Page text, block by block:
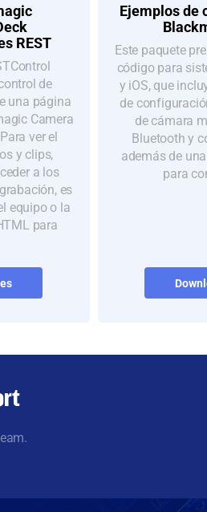
REST
de
una página
Camera
ver el
y clips,
a los
es
equipo o la
para
Ejemplos de
Este paquete
código para
y iOS, que
de
de cámara
Bluetooth y
además de
para